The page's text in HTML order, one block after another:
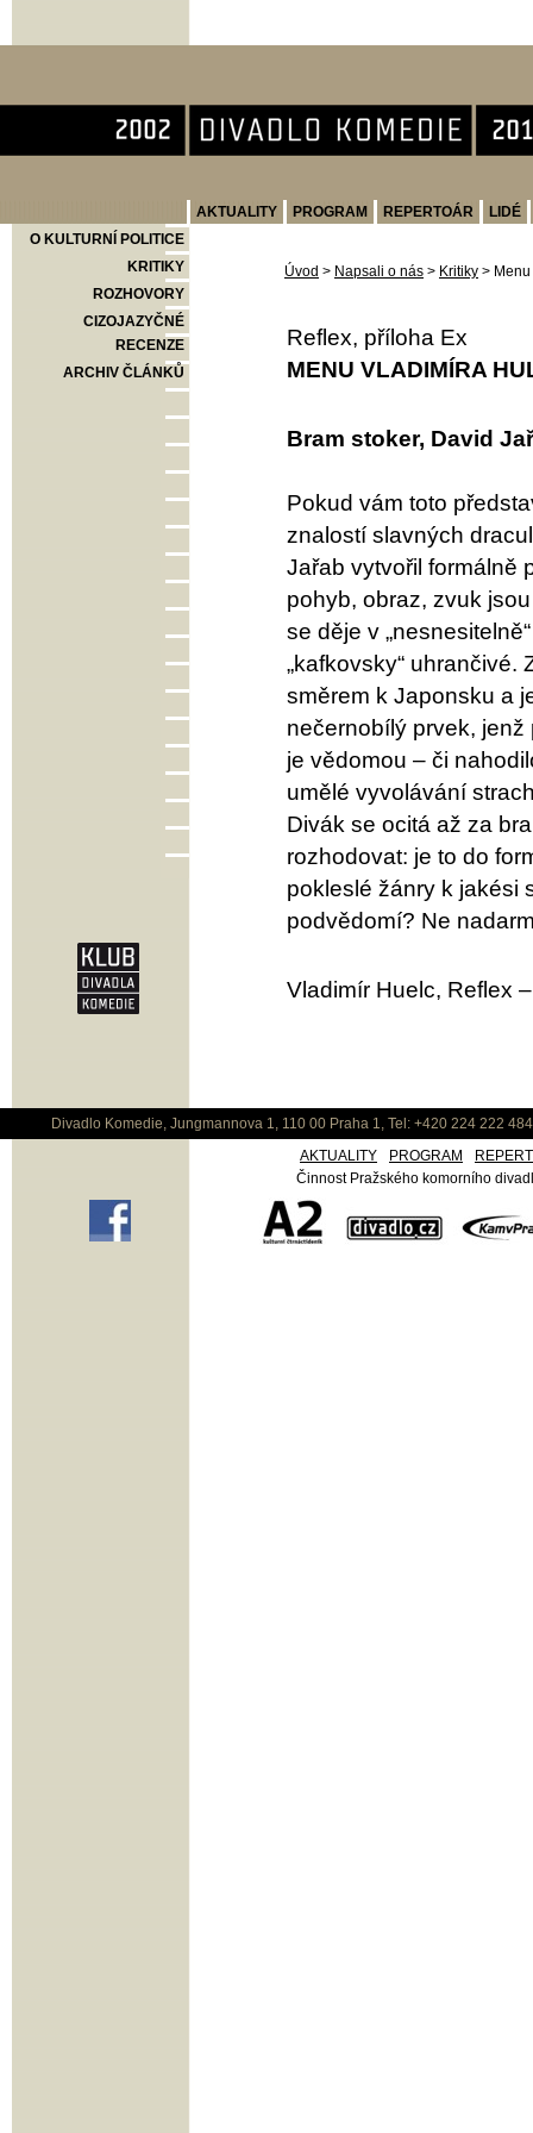
AKTUALITY PROGRAM REPERTOÁR
LIDÉ
O KULTURNÍ POLITICE
KRITIKY
ROZHOVORY
CIZOJAZYČNÉ
RECENZE
ARCHIV ČLÁNKŮ
Úvod > Napsali o nás > Kritiky >
Reflex, příloha Ex
MENU VLADIMÍRA
Bram stoker, David
Pokud vám toto
znalostí slavných
Jařab vytvořil formálně
pohyb, obraz, zvuk
se děje v
„kafkovsky“
směrem k Japonsku a
nečernobílý prvek,
je vědomou – či
umělé vyvolávání
Divák se ocitá až za
rozhodovat: je to do
pokleslé žánry k jakési
podvědomí? Ne
Vladimír Huelc, Reflex
Divadlo Komedie, Jungmannova 1, 110 00 Praha 1, Tel: +420 224 222
AKTUALITY
PROGRAM
Činnost Pražského komorního